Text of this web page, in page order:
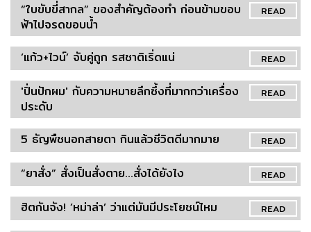
READ
“ใบขับขี่สากล” ของสำคัญต้องทำ ก่อนข้ามขอบ
ฟ้าไปจรดขอบน้ำ
READ
‘แก้ว+ไวน์’ จับคู่ถูก รสชาติเริ่ดแน่
READ
'ปิ่นปักผม' กับความหมายลึกซึ้งที่มากกว่าเครื่อง
ประดับ
READ
5 ธัญพืชนอกสายตา กินแล้วชีวิตดีมากมาย
READ
“ยาสั่ง” สั่งเป็นสั่งตาย...สั่งได้ยังไง
READ
ฮิตกันจัง! ‘หม่าล่า’ ว่าแต่มันมีประโยชน์ไหม